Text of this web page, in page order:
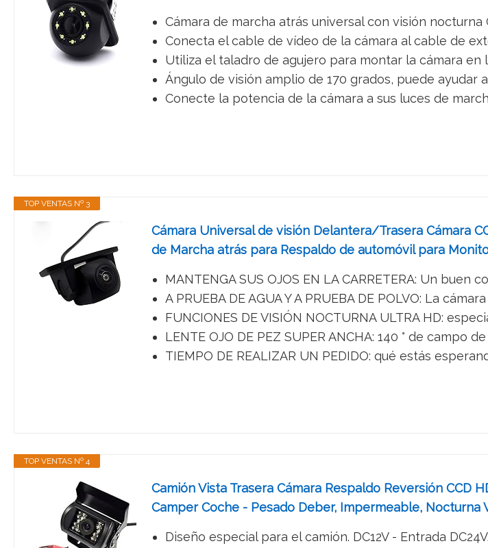
Cámara de marcha atrás universal con visión nocturna
Conecta el cable de vídeo de la cámara al cable de
Utiliza el taladro de agujero para montar la cámara
Ángulo de visión amplio de 170 grados, puede
Conecte la potencia de la cámara a sus luces de
TOP VENTAS Nº 3
Cámara Universal de visión Delantera/Trasera Cámara
de Marcha atrás para Respaldo de automóvil para
MANTENGA SUS OJOS EN LA CARRETERA: Un
A PRUEBA DE AGUA Y A PRUEBA DE POLVO: La
FUNCIONES DE VISIÓN NOCTURNA ULTRA HD:
LENTE OJO DE PEZ SUPER ANCHA: 140 ° de
TIEMPO DE REALIZAR UN PEDIDO: qué estás
TOP VENTAS Nº 4
Camión Vista Trasera Cámara Respaldo Reversión CCD
Camper Coche - Pesado Deber, Impermeable, Nocturna
Diseño especial para el camión. DC12V - Entrada